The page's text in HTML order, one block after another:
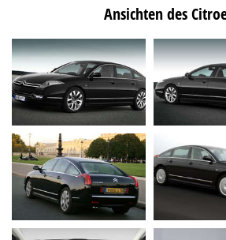
Ansichten des